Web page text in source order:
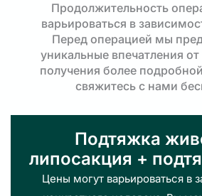
Продолжительность
варьироваться в
Перед операцией мы
уникальные впечатления
получения более
свяжитесь с нами
Подтяжка
липосакция +
Цены могут варьироваться в